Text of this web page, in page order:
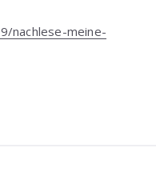
nachlese-meine-